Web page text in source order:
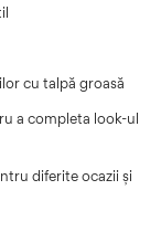
cu talpă groasă
a completa look-ul
diferite ocazii și